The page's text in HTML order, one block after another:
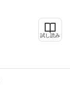
試し読み